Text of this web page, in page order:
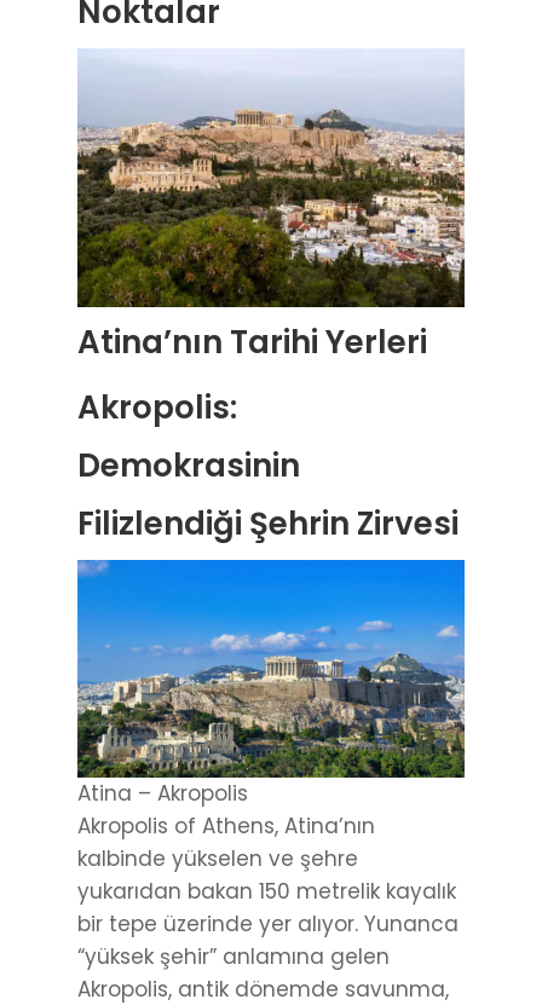
Noktalar
Atina’nın Tarihi Yerleri
Akropolis:
Demokrasinin
Filizlendiği Şehrin Zirvesi
Atina – Akropolis
Akropolis of Athens, Atina’nın
kalbinde yükselen ve şehre
yukarıdan bakan 150 metrelik kayalık
bir tepe üzerinde yer alıyor. Yunanca
“yüksek şehir” anlamına gelen
Akropolis, antik dönemde savunma,